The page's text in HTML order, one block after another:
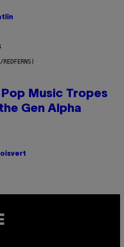
REDFERNS)
Music Tropes
Gen Alpha